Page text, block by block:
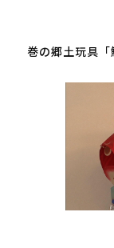
巻の郷土玩具